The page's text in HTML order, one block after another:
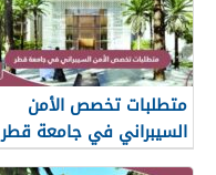
متطلبات تخصص الأمن
السيبراني في جامعة قطر
2026